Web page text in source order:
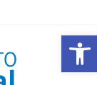
Barra de Ferramentas Aberta